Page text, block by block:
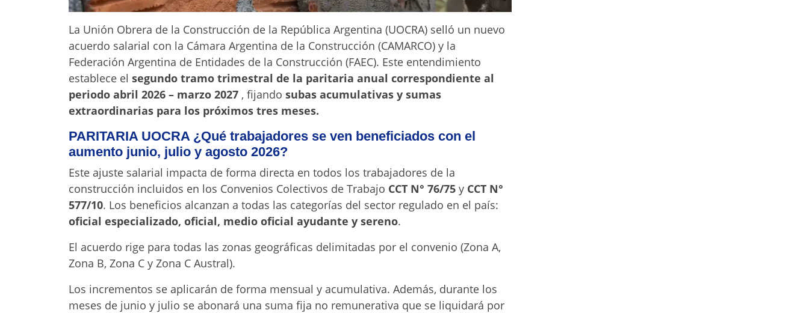
La Unión Obrera de la Construcción de la República Argentina (UOCRA) selló un nuevo
acuerdo salarial con la Cámara Argentina de la Construcción (CAMARCO) y la
Federación Argentina de Entidades de la Construcción (FAEC). Este entendimiento
establece el segundo tramo trimestral de la paritaria anual correspondiente al
periodo abril 2026 – marzo 2027 , fijando subas acumulativas y sumas
extraordinarias para los próximos tres meses.
PARITARIA UOCRA ¿Qué trabajadores se ven beneficiados con el
aumento junio, julio y agosto 2026?
Este ajuste salarial impacta de forma directa en todos los trabajadores de la
construcción incluidos en los Convenios Colectivos de Trabajo CCT N° 76/75 y CCT N°
577/10. Los beneficios alcanzan a todas las categorías del sector regulado en el país:
oficial especializado, oficial, medio oficial ayudante y sereno.
El acuerdo rige para todas las zonas geográficas delimitadas por el convenio (Zona A,
Zona B, Zona C y Zona C Austral).
Los incrementos se aplicarán de forma mensual y acumulativa. Además, durante los
meses de junio y julio se abonará una suma fija no remunerativa que se liquidará por